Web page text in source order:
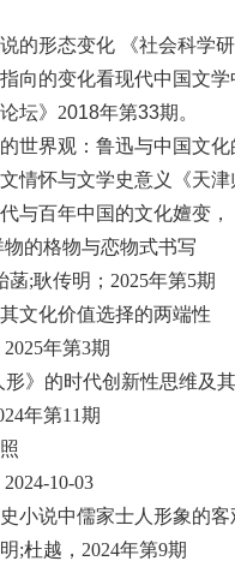
的形态变化 《社会科学
向的变化看现代中国文
坛》 2018年第33期。
世界观：鲁迅与中国文
情怀与文学史意义《天
与百年中国的文化嬗变
的格物与恋物式书写
菡;耿传明；2025年第5期
文化价值选择的两端性
年第3期
形》的时代创新性思维及
年第11期
10-03
小说中儒家士人形象的客
;杜越，2024年第9期